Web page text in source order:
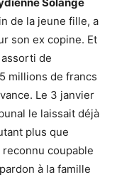
de la jeune fille, a
son ex copine. Et
de
millions de francs
Le 3 janvier
le laissait déjà
plus que
reconnu coupable
à la famille